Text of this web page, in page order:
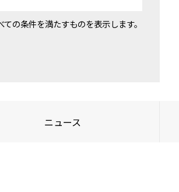
の条件を満たすものを表示します。
ニュース